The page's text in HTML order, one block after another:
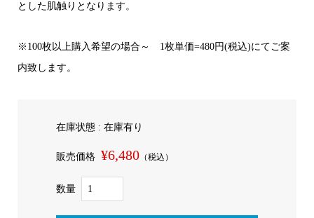
とした肌触りとなります。
※100枚以上購入希望の場合～ 1枚単価=480円(税込)にてご案
内致します。
在庫状態 : 在庫有り
販売価格 ¥6,480（税込）
数量